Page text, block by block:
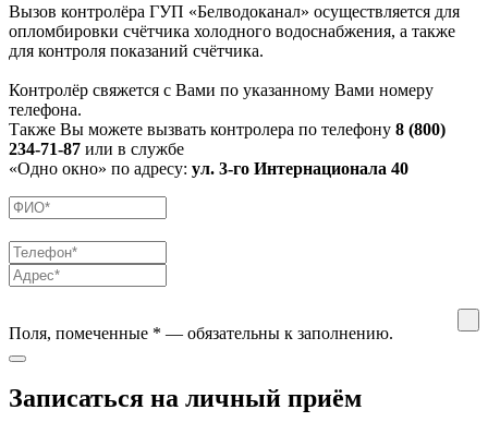
Вызов контролёра ГУП «Белводоканал» осуществляется для
опломбировки счётчика холодного водоснабжения, а также
для контроля показаний счётчика.
Контролёр свяжется с Вами по указанному Вами номеру
телефона.
Также Вы можете вызвать контролера по телефону 8 (800)
234-71-87 или в службе
«Одно окно» по адресу: ул. 3-го Интернационала 40
Поля, помеченные * — обязательны к заполнению.
Записаться на личный приём